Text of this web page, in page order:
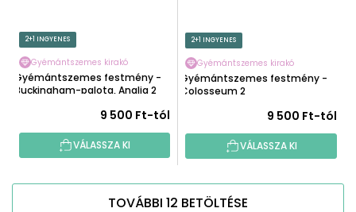
2+1 INGYENES
Gyémántszemes kirakó
Gyémántszemes festmény -
Buckingham-palota, Anglia 2
9 500 Ft-tól
VÁLASSZA KI
2+1 INGYENES
Gyémántszemes kirakó
Gyémántszemes festmény -
Colosseum 2
9 500 Ft-tól
VÁLASSZA KI
TOVÁBBI 12 BETÖLTÉSE